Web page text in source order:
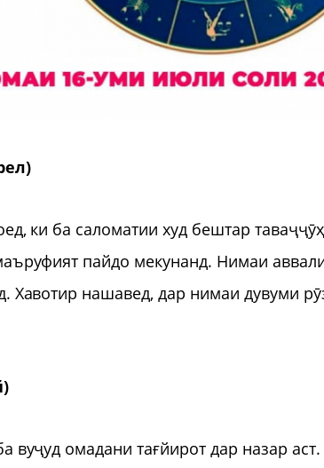
ки ба саломатии худ бештар
пайдо мекунанд. Нимаи
Хавотир нашавед, дар нимаи дувуми
омадани тағйирот дар назар